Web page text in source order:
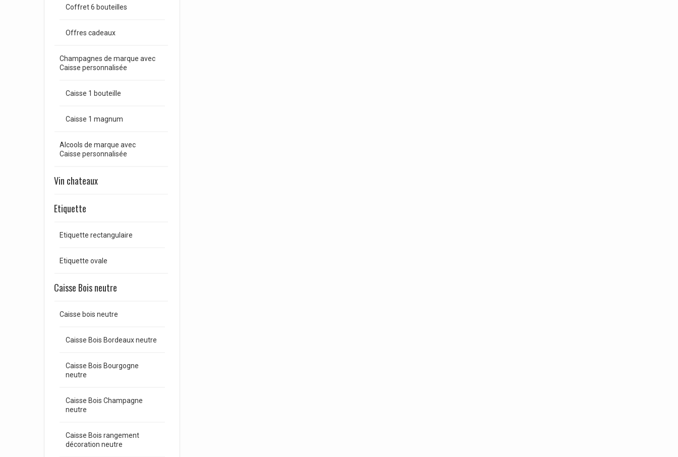
Coffret 6 bouteilles
Offres cadeaux
Champagnes de marque avec
Caisse personnalisée
Caisse 1 bouteille
Caisse 1 magnum
Alcools de marque avec
Caisse personnalisée
Vin chateaux
Etiquette
Etiquette rectangulaire
Etiquette ovale
Caisse Bois neutre
Caisse bois neutre
Caisse Bois Bordeaux neutre
Caisse Bois Bourgogne
neutre
Caisse Bois Champagne
neutre
Caisse Bois rangement
décoration neutre